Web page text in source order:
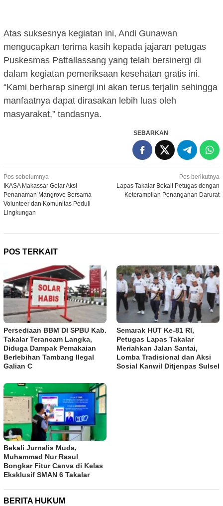
Atas suksesnya kegiatan ini, Andi Gunawan
mengucapkan terima kasih kepada jajaran petugas
Puskesmas Pattallassang yang telah bersinergi di
dalam kegiatan pemeriksaan kesehatan gratis ini.
“Kami berharap sinergi ini akan terus terjalin sehingga
manfaatnya dapat dirasakan lebih luas oleh
masyarakat,” tandasnya.
SEBARKAN
Navigasi
pos
Pos sebelumnya
IKASA Makassar Gelar Aksi
Penanaman Mangrove Bersama
Volunteer dan Komunitas Peduli
Lingkungan
Pos berikutnya
Lapas Takalar Bekali Petugas dengan
Keterampilan Penanganan Darurat
POS TERKAIT
Persediaan BBM DI SPBU Kab.
Takalar Terancam Langka,
Diduga Dampak Pemakaian
Berlebihan Tambang Ilegal
Galian C
Semarak HUT Ke-81 RI,
Petugas Lapas Takalar
Meriahkan Jalan Santai,
Lomba Tradisional dan Aksi
Sosial Kanwil Ditjenpas Sulsel
Bekali Jurnalis Muda,
Muhammad Nur Rasul
Bongkar Fitur Canva di Kelas
Eksklusif SMAN 6 Takalar
BERITA HUKUM